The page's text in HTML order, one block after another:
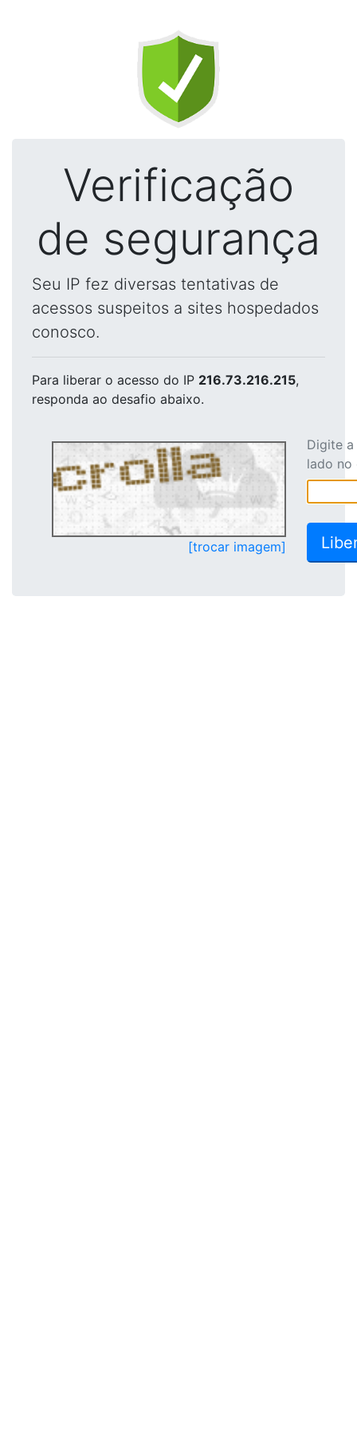
Verificação
de segurança
Seu IP fez diversas tentativas de
acessos suspeitos a sites hospedados
conosco.
Para liberar o acesso do IP 216.73.216.215,
responda ao desafio abaixo.
[trocar imagem]
Digite
lado no